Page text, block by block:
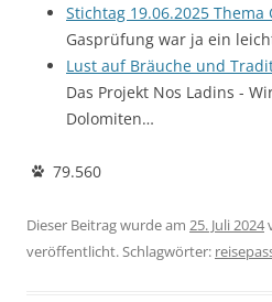
Stichtag 19.06.2025
Gasprüfung war ja ein
Lust auf Bräuche und
Das Projekt Nos Ladins -
Dolomiten…
79.560
Dieser Beitrag wurde am 25. Juli 2024
veröffentlicht. Schlagwörter: